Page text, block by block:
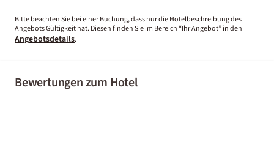
Bitte beachten Sie bei einer Buchung, dass nur die Hotelbeschreibung des
Angebots Gültigkeit hat. Diesen finden Sie im Bereich “Ihr Angebot” in den
Angebotsdetails.
Bewertungen zum Hotel